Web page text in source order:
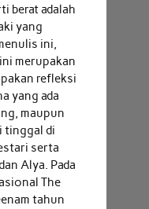
berat adalah
yang
ini,
merupakan
refleksi
yang ada
maupun
tinggal di
serta
Alya. Pada
The
tahun